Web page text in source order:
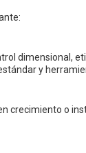
dimensional,
y
crecimiento o